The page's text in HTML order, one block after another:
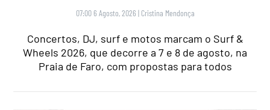
07:00 6 Agosto, 2026 | Cristina Mendonça
Concertos, DJ, surf e motos marcam o Surf &
Wheels 2026, que decorre a 7 e 8 de agosto, na
Praia de Faro, com propostas para todos